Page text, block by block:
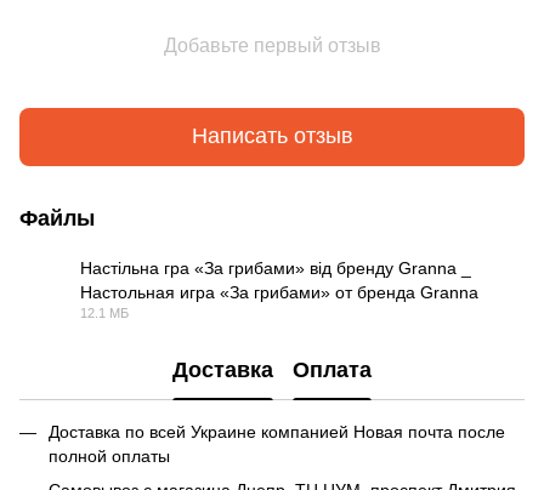
Добавьте первый отзыв
Написать отзыв
Файлы
Настільна гра «За грибами» від бренду Granna _
Настольная игра «За грибами» от бренда Granna
12.1 МБ
Доставка Оплата
Доставка по всей Украине компанией Новая почта после
полной оплаты